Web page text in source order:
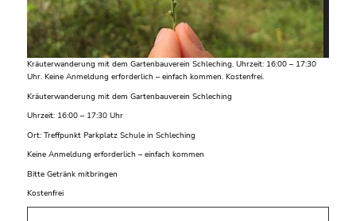
Kräuterwanderung mit dem Gartenbauverein Schleching. Uhrzeit: 16:00 – 17:30
Uhr. Keine Anmeldung erforderlich – einfach kommen. Kostenfrei.
Kräuterwanderung mit dem Gartenbauverein Schleching
Uhrzeit: 16:00 – 17:30 Uhr
Ort: Treffpunkt Parkplatz Schule in Schleching
Keine Anmeldung erforderlich – einfach kommen
Bitte Getränk mitbringen
Kostenfrei